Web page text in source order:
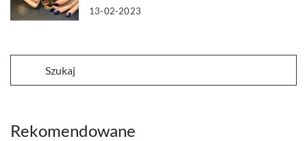
13-02-2023
Rekomendowane